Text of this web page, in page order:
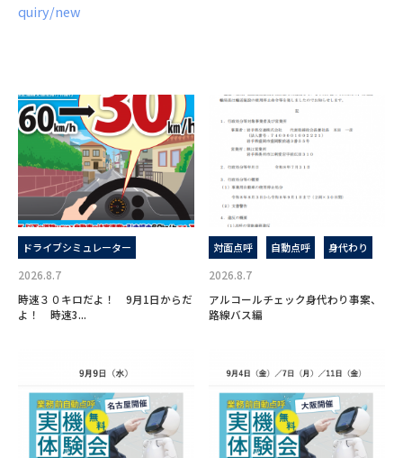
quiry/new
ドライブシミュレーター
2026.8.7
時速３０キロだよ！ 9月1日からだ
よ！ 時速3...
対面点呼 自動点呼 身代わり
2026.8.7
アルコールチェック身代わり事案、
路線バス編